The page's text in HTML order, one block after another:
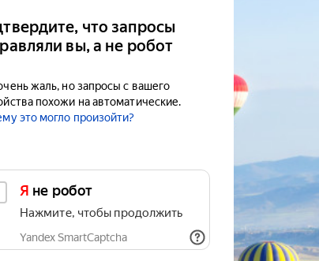
что запросы
вы, а не робот
жаль, но запросы с вашего
похожи на автоматические.
это могло произойти?
Я не робот
Нажмите, чтобы продолжить
Yandex SmartCaptcha